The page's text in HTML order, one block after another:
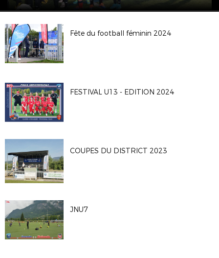
Fête du football féminin 2024
FESTIVAL U13 - EDITION 2024
COUPES DU DISTRICT 2023
JNU7